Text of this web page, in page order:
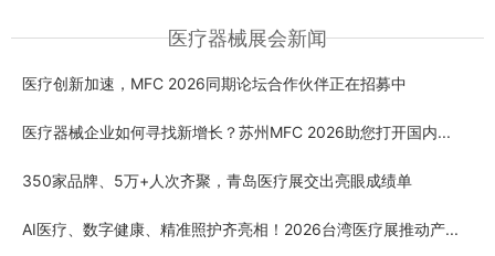
医疗器械展会新闻
医疗创新加速，MFC 2026同期论坛合作伙伴正在招募中
医疗器械企业如何寻找新增长？苏州MFC 2026助您打开国内...
350家品牌、5万+人次齐聚，青岛医疗展交出亮眼成绩单
AI医疗、数字健康、精准照护齐亮相！2026台湾医疗展推动产...